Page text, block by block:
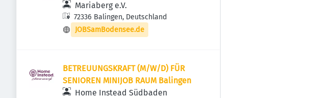
Mariaberg e.V.
72336 Balingen, Deutschland
JOBSamBodensee.de
BETREUUNGSKRAFT (M/W/D) FÜR
SENIOREN MINIJOB RAUM Balingen
Home Instead Südbaden